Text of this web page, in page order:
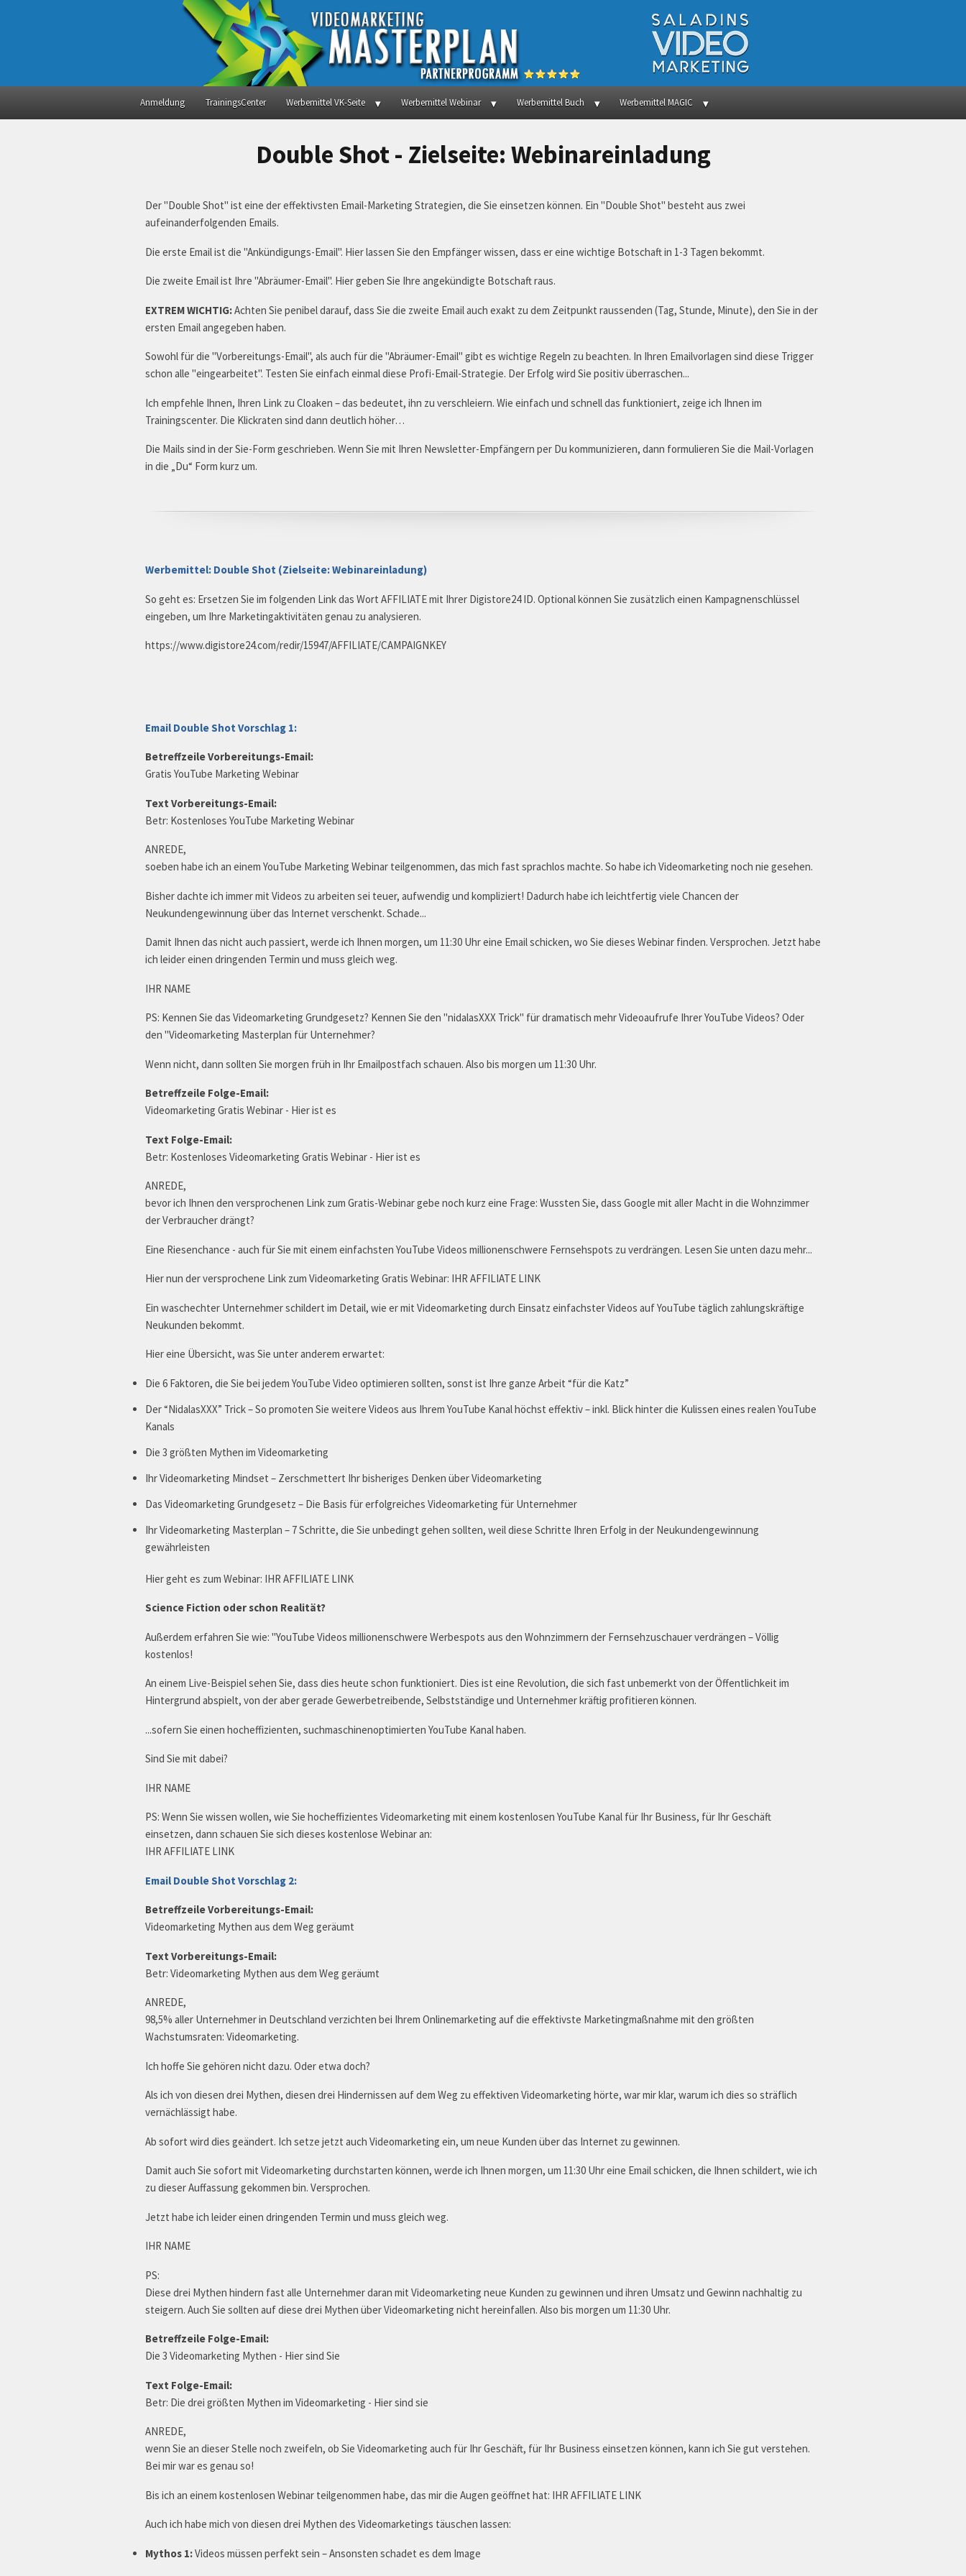
Anmeldung TrainingsCenter Werbemittel VK-Seite Werbemittel Webinar Werbemittel Buch Werbemittel MAGIC
Double Shot - Zielseite: Webinareinladung
Der "Double Shot" ist eine der effektivsten Email-Marketing Strategien, die Sie einsetzen können. Ein "Double Shot" besteht aus zwei
aufeinanderfolgenden Emails.
Die erste Email ist die "Ankündigungs-Email". Hier lassen Sie den Empfänger wissen, dass er eine wichtige Botschaft in 1-3 Tagen bekommt.
Die zweite Email ist Ihre "Abräumer-Email". Hier geben Sie Ihre angekündigte Botschaft raus.
EXTREM WICHTIG:Achten Sie penibel darauf, dass Sie die zweite Email auch exakt zu dem Zeitpunkt raussenden (Tag, Stunde, Minute), den Sie in der
ersten Email angegeben haben.
Sowohl für die "Vorbereitungs-Email", als auch für die "Abräumer-Email" gibt es wichtige Regeln zu beachten. In Ihren Emailvorlagen sind diese Trigger
schon alle "eingearbeitet". Testen Sie einfach einmal diese Profi-Email-Strategie. Der Erfolg wird Sie positiv überraschen...
Ich empfehle Ihnen, Ihren Link zu Cloaken – das bedeutet, ihn zu verschleiern. Wie einfach und schnell das funktioniert, zeige ich Ihnen im
Trainingscenter. Die Klickraten sind dann deutlich höher…
Die Mails sind in der Sie-Form geschrieben. Wenn Sie mit Ihren Newsletter-Empfängern per Du kommunizieren, dann formulieren Sie die Mail-Vorlagen
in die „Du“ Form kurz um.
Werbemittel: Double Shot (Zielseite: Webinareinladung)
So geht es: Ersetzen Sie im folgenden Link das Wort AFFILIATE mit Ihrer Digistore24 ID. Optional können Sie zusätzlich einen Kampagnenschlüssel
eingeben, um Ihre Marketingaktivitäten genau zu analysieren.
https://www.digistore24.com/redir/15947/AFFILIATE/CAMPAIGNKEY
Email Double Shot Vorschlag 1:
Betreffzeile Vorbereitungs-Email:
Gratis YouTube Marketing Webinar
Text Vorbereitungs-Email:
Betr: Kostenloses YouTube Marketing Webinar
ANREDE,
soeben habe ich an einem YouTube Marketing Webinar teilgenommen, das mich fast sprachlos machte. So habe ich Videomarketing noch nie gesehen.
Bisher dachte ich immer mit Videos zu arbeiten sei teuer, aufwendig und kompliziert! Dadurch habe ich leichtfertig viele Chancen der
Neukundengewinnung über das Internet verschenkt. Schade...
Damit Ihnen das nicht auch passiert, werde ich Ihnen morgen, um 11:30 Uhr eine Email schicken, wo Sie dieses Webinar finden. Versprochen. Jetzt habe
ich leider einen dringenden Termin und muss gleich weg.
IHR NAME
PS: Kennen Sie das Videomarketing Grundgesetz? Kennen Sie den "nidalasXXX Trick" für dramatisch mehr Videoaufrufe Ihrer YouTube Videos? Oder
den "Videomarketing Masterplan für Unternehmer?
Wenn nicht, dann sollten Sie morgen früh in Ihr Emailpostfach schauen. Also bis morgen um 11:30 Uhr.
Betreffzeile Folge-Email:
Videomarketing Gratis Webinar - Hier ist es
Text Folge-Email:
Betr: Kostenloses Videomarketing Gratis Webinar - Hier ist es
ANREDE,
bevor ich Ihnen den versprochenen Link zum Gratis-Webinar gebe noch kurz eine Frage: Wussten Sie, dass Google mit aller Macht in die Wohnzimmer
der Verbraucher drängt?
Eine Riesenchance - auch für Sie mit einem einfachsten YouTube Videos millionenschwere Fernsehspots zu verdrängen. Lesen Sie unten dazu mehr...
Hier nun der versprochene Link zum Videomarketing Gratis Webinar: IHR AFFILIATE LINK
Ein waschechter Unternehmer schildert im Detail, wie er mit Videomarketing durch Einsatz einfachster Videos auf YouTube täglich zahlungskräftige
Neukunden bekommt.
Hier eine Übersicht, was Sie unter anderem erwartet:
Die 6 Faktoren, die Sie bei jedem YouTube Video optimieren sollten, sonst ist Ihre ganze Arbeit “für die Katz”
Der “NidalasXXX” Trick – So promoten Sie weitere Videos aus Ihrem YouTube Kanal höchst effektiv – inkl. Blick hinter die Kulissen eines realen YouTube
Kanals
Die 3 größten Mythen im Videomarketing
Ihr Videomarketing Mindset – Zerschmettert Ihr bisheriges Denken über Videomarketing
Das Videomarketing Grundgesetz – Die Basis für erfolgreiches Videomarketing für Unternehmer
Ihr Videomarketing Masterplan – 7 Schritte, die Sie unbedingt gehen sollten, weil diese Schritte Ihren Erfolg in der Neukundengewinnung
gewährleisten
Hier geht es zum Webinar: IHR AFFILIATE LINK
Science Fiction oder schon Realität?
Außerdem erfahren Sie wie: "YouTube Videos millionenschwere Werbespots aus den Wohnzimmern der Fernsehzuschauer verdrängen – Völlig
kostenlos!
An einem Live-Beispiel sehen Sie, dass dies heute schon funktioniert. Dies ist eine Revolution, die sich fast unbemerkt von der Öffentlichkeit im
Hintergrund abspielt, von der aber gerade Gewerbetreibende, Selbstständige und Unternehmer kräftig profitieren können.
...sofern Sie einen hocheffizienten, suchmaschinenoptimierten YouTube Kanal haben.
Sind Sie mit dabei?
IHR NAME
PS: Wenn Sie wissen wollen, wie Sie hocheffizientes Videomarketing mit einem kostenlosen YouTube Kanal für Ihr Business, für Ihr Geschäft
einsetzen, dann schauen Sie sich dieses kostenlose Webinar an:
IHR AFFILIATE LINK
Email Double Shot Vorschlag 2:
Betreffzeile Vorbereitungs-Email:
Videomarketing Mythen aus dem Weg geräumt
Text Vorbereitungs-Email:
Betr: Videomarketing Mythen aus dem Weg geräumt
ANREDE,
98,5% aller Unternehmer in Deutschland verzichten bei Ihrem Onlinemarketing auf die effektivste Marketingmaßnahme mit den größten
Wachstumsraten: Videomarketing.
Ich hoffe Sie gehören nicht dazu. Oder etwa doch?
Als ich von diesen drei Mythen, diesen drei Hindernissen auf dem Weg zu effektiven Videomarketing hörte, war mir klar, warum ich dies so sträflich
vernächlässigt habe.
Ab sofort wird dies geändert. Ich setze jetzt auch Videomarketing ein, um neue Kunden über das Internet zu gewinnen.
Damit auch Sie sofort mit Videomarketing durchstarten können, werde ich Ihnen morgen, um 11:30 Uhr eine Email schicken, die Ihnen schildert, wie ich
zu dieser Auffassung gekommen bin. Versprochen.
Jetzt habe ich leider einen dringenden Termin und muss gleich weg.
IHR NAME
PS:
Diese drei Mythen hindern fast alle Unternehmer daran mit Videomarketing neue Kunden zu gewinnen und ihren Umsatz und Gewinn nachhaltig zu
steigern. Auch Sie sollten auf diese drei Mythen über Videomarketing nicht hereinfallen. Also bis morgen um 11:30 Uhr.
Betreffzeile Folge-Email:
Die 3 Videomarketing Mythen - Hier sind Sie
Text Folge-Email:
Betr: Die drei größten Mythen im Videomarketing - Hier sind sie
ANREDE,
wenn Sie an dieser Stelle noch zweifeln, ob Sie Videomarketing auch für Ihr Geschäft, für Ihr Business einsetzen können, kann ich Sie gut verstehen.
Bei mir war es genau so!
Bis ich an einem kostenlosen Webinar teilgenommen habe, das mir die Augen geöffnet hat: IHR AFFILIATE LINK
Auch ich habe mich von diesen drei Mythen des Videomarketings täuschen lassen:
Mythos 1:Videos müssen perfekt sein – Ansonsten schadet es dem Image